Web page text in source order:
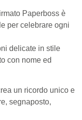
Paperboss è
per celebrare ogni
delicate in stile
con nome ed
un ricordo unico e
segnaposto,